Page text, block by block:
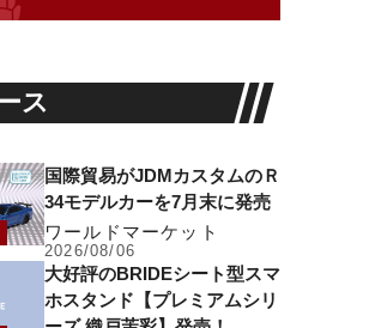
ス
国際貿易がJDMカスタムのＲ
34モデルカーを7月末に発売
ワールドマーケット
2026/08/06
大好評のBRIDEシート型スマ
ホスタンド【プレミアムシリ